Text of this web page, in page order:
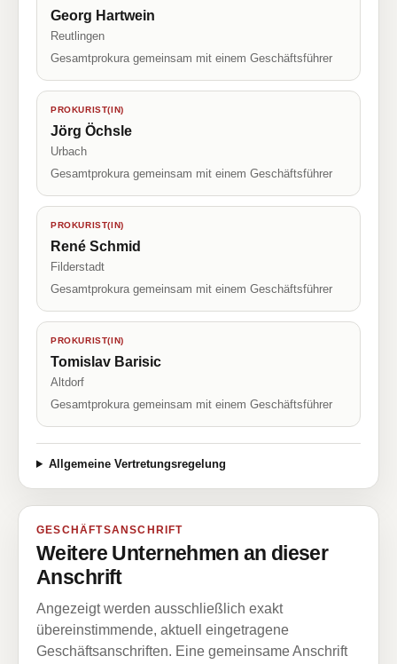
Georg Hartwein
Reutlingen
Gesamtprokura gemeinsam mit einem Geschäftsführer
PROKURIST(IN)
Jörg Öchsle
Urbach
Gesamtprokura gemeinsam mit einem Geschäftsführer
PROKURIST(IN)
René Schmid
Filderstadt
Gesamtprokura gemeinsam mit einem Geschäftsführer
PROKURIST(IN)
Tomislav Barisic
Altdorf
Gesamtprokura gemeinsam mit einem Geschäftsführer
Allgemeine Vertretungsregelung
GESCHÄFTSANSCHRIFT
Weitere Unternehmen an dieser
Anschrift
Angezeigt werden ausschließlich exakt
übereinstimmende, aktuell eingetragene
Geschäftsanschriften. Eine gemeinsame Anschrift